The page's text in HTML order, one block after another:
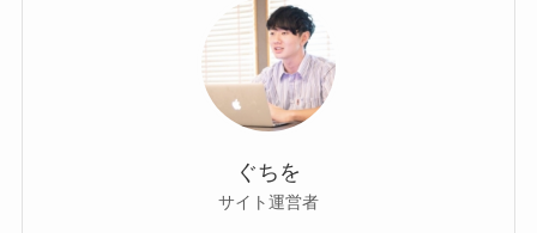
ぐちを
サイト運営者